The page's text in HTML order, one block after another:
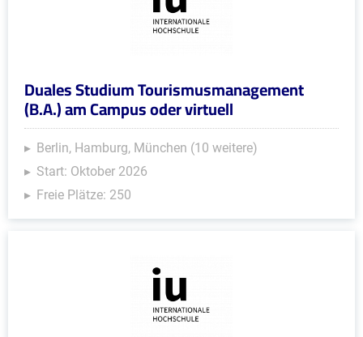
Duales Studium Tourismusmanagement
(B.A.) am Campus oder virtuell
Berlin, Hamburg, München (10 weitere)
Start: Oktober 2026
Freie Plätze: 250